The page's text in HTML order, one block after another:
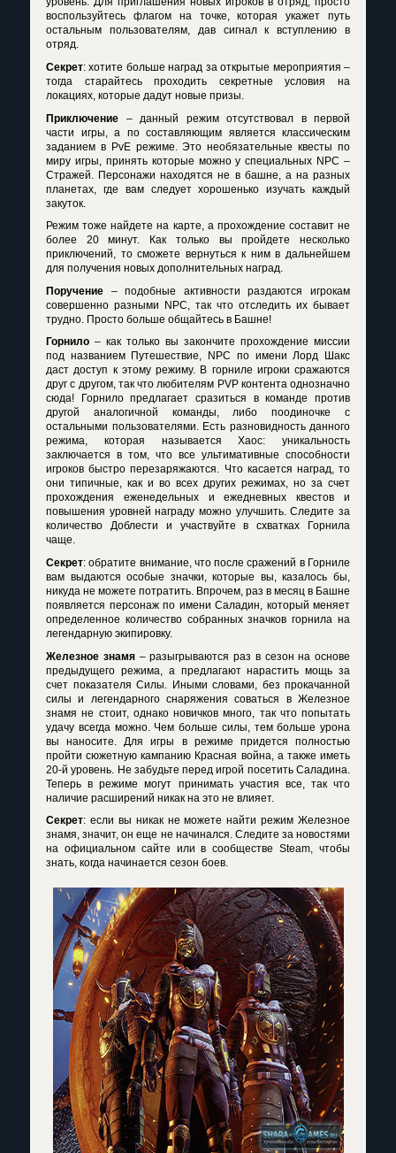
воспользуйтесь флагом на точке, которая укажет путь
остальным пользователям, дав сигнал к вступлению в
отряд.
Секрет: хотите больше наград за открытые мероприятия –
тогда старайтесь проходить секретные условия на
локациях, которые дадут новые призы.
Приключение – данный режим отсутствовал в первой
части игры, а по составляющим является классическим
заданием в PvEрежиме. Это необязательные квесты по
миру игры, принять которые можно у специальных NPC –
Стражей. Персонажи находятся не в башне, а на разных
планетах, где вам следует хорошенько изучать каждый
закуток.
Режим тоже найдете на карте, а прохождение составит не
более 20 минут. Как только вы пройдете несколько
приключений, то сможете вернуться к ним в дальнейшем
для получения новых дополнительных наград.
Поручение – подобные активности раздаются игрокам
совершенно разными NPC , так что отследить их бывает
трудно. Просто больше общайтесь в Башне!
Горнило – как только вы закончите прохождение миссии
под названием Путешествие,
NPC по имени Лорд Шакс
даст доступ к этому режиму. В горниле игроки сражаются
друг с другом, так что любителям PVP контента однозначно
сюда! Горнило предлагает сразиться в команде против
другой аналогичной команды, либо поодиночке с
остальными пользователями. Есть разновидность данного
режима, которая называется Хаос: уникальность
заключается в том, что все ультимативные способности
игроков быстро перезаряжаются. Что касается наград, то
они типичные, как и во всех других режимах, но за счет
прохождения еженедельных и ежедневных квестов и
повышения уровней награду можно улучшить. Следите за
количество Доблести и участвуйте в схватках Горнила
чаще.
Секрет: обратите внимание, что после сражений в Горниле
вам выдаются особые значки, которые вы, казалось бы,
никуда не можете потратить. Впрочем, раз в месяц в Башне
появляется персонаж по имени Саладин, который меняет
определенное количество собранных значков горнила на
легендарную экипировку.
Железное знамя– разыгрываются раз в сезон на основе
предыдущего режима, а предлагают нарастить мощь за
счет показателя Силы. Иными словами, без прокачанной
силы и легендарного снаряжения соваться в Железное
знамя не стоит, однако новичков много, так что попытать
удачу всегда можно. Чем больше силы, тем больше урона
вы наносите. Для игры в режиме придется полностью
пройти сюжетную кампанию Красная война, а также иметь
20-й уровень. Не забудьте перед игрой посетить Саладина.
Теперь в режиме могут принимать участия все, так что
наличие расширений никак на это не влияет.
Секрет: если вы никак не можете найти режим Железное
знамя, значит, он еще не начинался. Следите за новостями
на официальном сайте или в сообществеSteam, чтобы
знать, когда начинается сезон боев.